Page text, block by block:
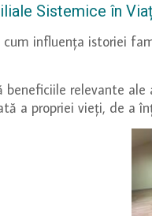
Sistemice în
influența istoriei
beneficiile relevante
a propriei vieți, de